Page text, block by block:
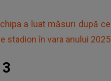
a luat măsuri după ce
stadion în vara anului 2025